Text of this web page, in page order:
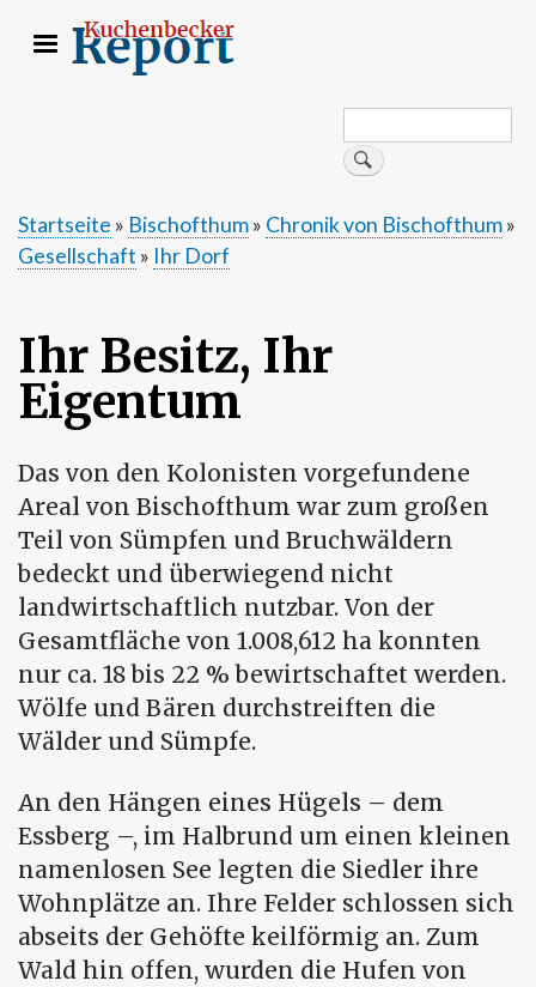
Suche
Pfadnavigation
Startseite Bischofthum
Chronik von Bischofthum
Gesellschaft
Ihr Dorf
Ihr Besitz, Ihr
Eigentum
Das von den Kolonisten vorgefundene
Areal von Bischofthum war zum großen
Teil von Sümpfen und Bruchwäldern
bedeckt und überwiegend nicht
landwirtschaftlich nutzbar. Von der
Gesamtfläche von 1.008,612 ha konnten
nur ca. 18 bis 22 % bewirtschaftet werden.
Wölfe und Bären durchstreiften die
Wälder und Sümpfe.
An den Hängen eines Hügels – dem
Essberg –, im Halbrund um einen kleinen
namenlosen See legten die Siedler ihre
Wohnplätze an. Ihre Felder schlossen sich
abseits der Gehöfte keilförmig an. Zum
Wald hin offen, wurden die Hufen von